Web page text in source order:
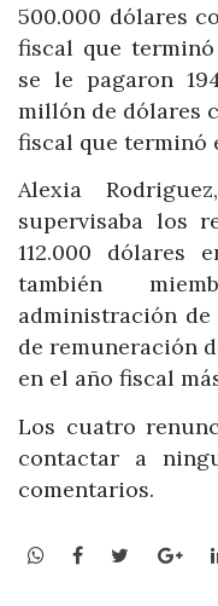
500.000 dólares
fiscal que terminó
se le pagaron
millón de dólares
fiscal que terminó
Alexia
supervisaba los
112.000 dólares
también
administración de
de remuneración
en el año fiscal
Los cuatro
contactar a
comentarios.
WhatsApp
Facebook
Twitter